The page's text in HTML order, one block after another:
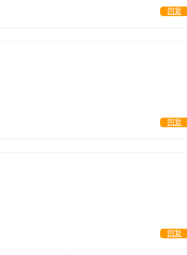
回复
回复
回复